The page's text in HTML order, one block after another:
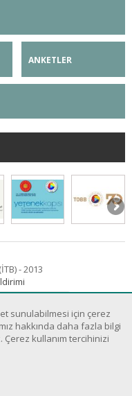
ANKETLER
- 2013
Ltd.
sunulabilmesi için çerez
hakkında daha fazla bilgi
Çerez kullanım tercihinizi